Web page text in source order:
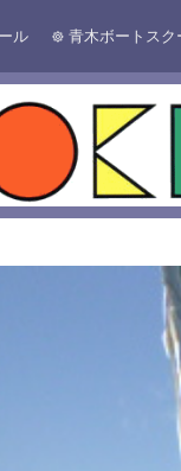
ル 青木ボートスク